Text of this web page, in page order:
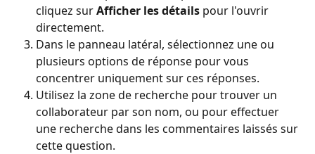
cliquez sur Afficher les détails pour l'ouvrir
directement.
Dans le panneau latéral, sélectionnez une ou
plusieurs options de réponse pour vous
concentrer uniquement sur ces réponses.
Utilisez la zone de recherche pour trouver un
collaborateur par son nom, ou pour effectuer
une recherche dans les commentaires laissés sur
cette question.